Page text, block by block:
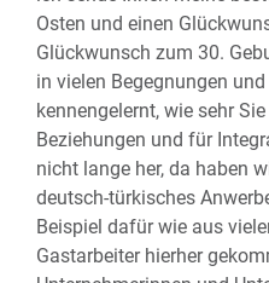
Osten und einen
Glückwunsch zum 30.
in vielen Begegnungen
kennengelernt, wie sehr
Beziehungen und für
nicht lange her, da haben
deutsch-türkisches
Beispiel dafür wie aus
Gastarbeiter hierher